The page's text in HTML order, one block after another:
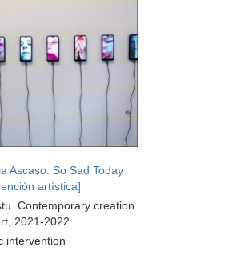
Ascaso. So Sad Today
artística]
Contemporary creation
2021-2022
intervention